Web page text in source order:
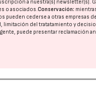
a nuestra(s) newsletter(s).
o asociados.Conservación:
pueden cederse a otras empresas
del tratatamiento y
puede presentar reclamación